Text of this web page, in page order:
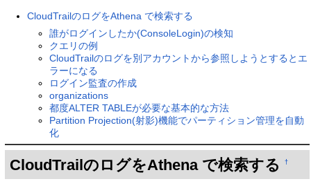
CloudTrailのログをAthena で検索する
誰がログインしたか(ConsoleLogin)の検知
クエリの例
CloudTrailのログを別アカウントから参照しようとするとエ
ラーになる
ログイン監査の作成
organizations
都度ALTER TABLEが必要な基本的な方法
Partition Projection(射影)機能でパーティション管理を自動
化
CloudTrailのログをAthena で検索する †